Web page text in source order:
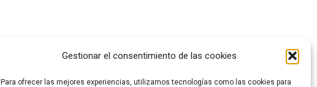
Gestionar el consentimiento de las cookies
Para ofrecer las mejores experiencias, utilizamos tecnologías como las cookies para